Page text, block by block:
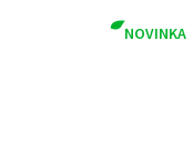
NOVINKA